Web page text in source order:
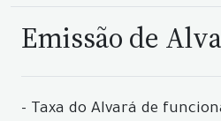
Emissão de
- Taxa do Alvará de